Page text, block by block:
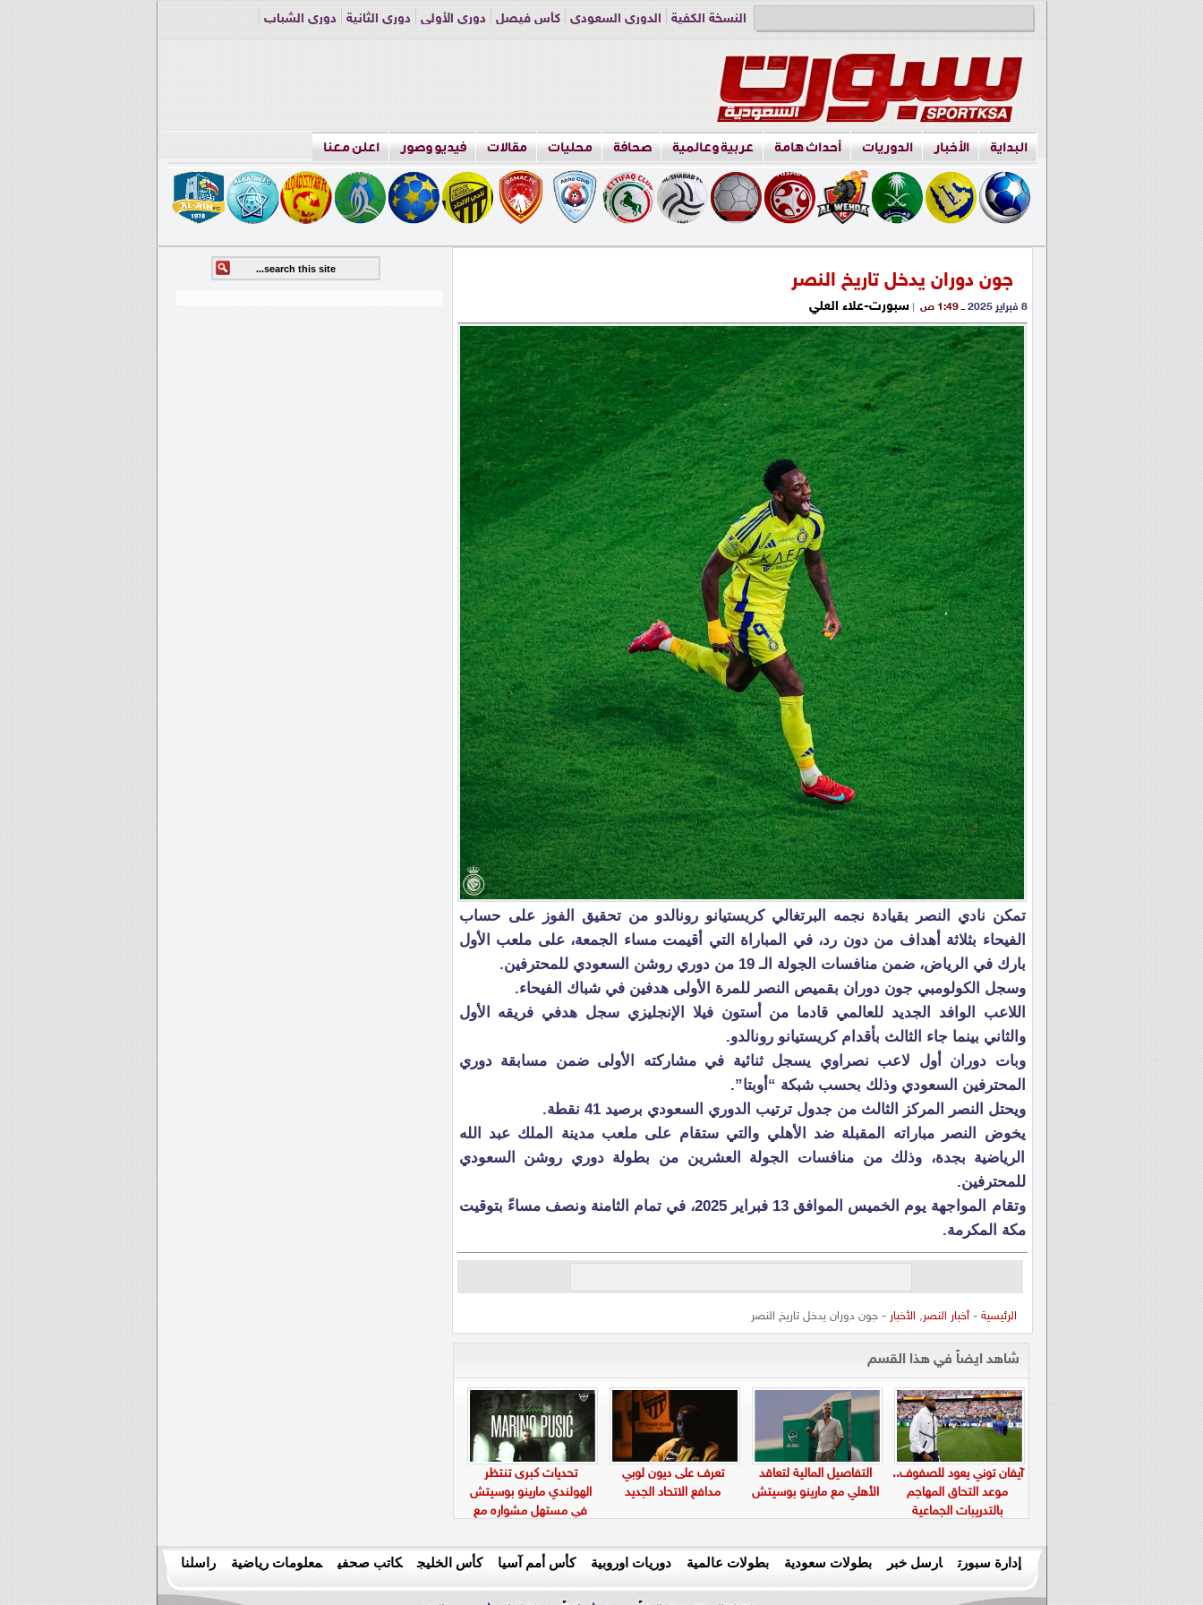
النسخة الكفية الدوري السعودي كأس فيصل دوري الأولى دوري الثانية
دوري الشباب
البداية الأخبار الدوريات أحداث هامة عربية وعالمية صحافة محليات مقالات فيديو وصور اعلن معنا
جون دوران يدخل تاريخ النصر
8 فبراير 2025 ــ 1:49 ص | سبورت-علاء العلي
تمكن نادي النصر بقيادة نجمه البرتغالي كريستيانو رونالدو من تحقيق الفوز على حساب
الفيحاء بثلاثة أهداف من دون رد، في المباراة التي أقيمت مساء الجمعة، على ملعب الأول
بارك في الرياض، ضمن منافسات الجولة الـ 19 من دوري روشن السعودي للمحترفين.
وسجل الكولومبي جون دوران بقميص النصر للمرة الأولى هدفين في شباك الفيحاء.
اللاعب الوافد الجديد للعالمي قادما من أستون فيلا الإنجليزي سجل هدفي فريقه الأول
والثاني بينما جاء الثالث بأقدام كريستيانو رونالدو.
وبات دوران أول لاعب نصراوي يسجل ثنائية في مشاركته الأولى ضمن مسابقة دوري
المحترفين السعودي وذلك بحسب شبكة “أوبتا”.
ويحتل النصر المركز الثالث من جدول ترتيب الدوري السعودي برصيد 41 نقطة.
يخوض النصر مباراته المقبلة ضد الأهلي والتي ستقام على ملعب مدينة الملك عبد الله
الرياضية بجدة، وذلك من منافسات الجولة العشرين من بطولة دوري روشن السعودي
للمحترفين.
وتقام المواجهة يوم الخميس الموافق 13 فبراير 2025، في تمام الثامنة ونصف مساءً بتوقيت
مكة المكرمة.
الرئيسية -أخبار النصر, الأخبار - جون دوران يدخل تاريخ النصر
شاهد ايضاً في هذا القسم
آيفان توني يعود للصفوف..
موعد التحاق المهاجم
بالتدريبات الجماعية
التفاصيل المالية لتعاقد
الأهلي مع مارينو بوسيتش
تعرف على ديون لوبي
مدافع الاتحاد الجديد
تحديات كبرى تنتظر
الهولندي مارينو بوسيتش
في مستهل مشواره مع
إدارة سبورت ارسل خبر بطولات سعودية بطولات عالمية دوريات اوروبية كأس أمم آسيا كأس الخليج كاتب صحفي معلومات رياضية راسلنا